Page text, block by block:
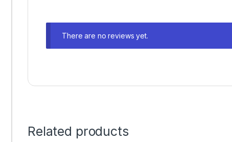
There are no reviews yet.
Related products